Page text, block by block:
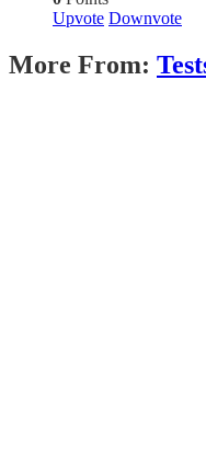
Upvote Downvote
More From: